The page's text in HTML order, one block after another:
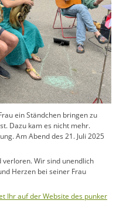
ein Ständchen bringen zu
Dazu kam es nicht mehr.
Am Abend des 21. Juli 2025
verloren. Wir sind unendlich
Herzen bei seiner Frau
Ihr auf der Website des punker